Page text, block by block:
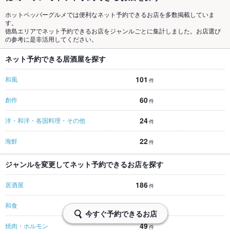
ホットペッパーグルメでは便利なネット予約できるお店を多数掲載していま
す。
徳島エリアでネット予約できるお店をジャンルごとに集計しました。お店選び
の参考に是非活用してください。
ネット予約できる居酒屋を探す
和風 101 件
創作 60件
洋・和洋・各国料理・その他 24件
海鮮 22件
ジャンルを変更してネット予約できるお店を探す
居酒屋 186件
和食 67
焼肉・ホルモン 49件
今すぐ予約できるお店